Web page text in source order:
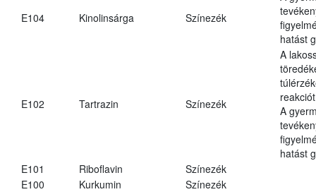
E104 Kinolinsárga Színezék
hatást
E102 Tartrazin Színezék
A
A
hatást
E101
Riboflavin
Színezék
E100
Kurkumin Színezék